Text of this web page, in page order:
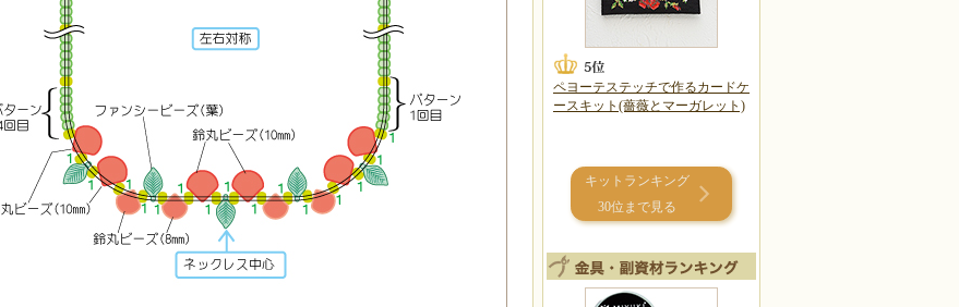
ペヨーテステッチで作るカードケ
ースキット(薔薇とマーガレット)
キットランキング
30位まで見る